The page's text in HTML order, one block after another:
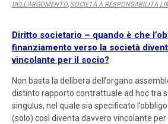
DELL’ARGOMENTO SOCIETÀ A RESPONSABILITÀ
Diritto societario – quando è che
finanziamento verso la società
vincolante per il socio?
Non basta la delibera dell’organo
distinto rapporto contrattuale ad hoc tra
singulus, nel quale sia specificato
(solo) così diventa davvero vincolante per